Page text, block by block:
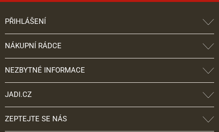
PŘIHLÁŠENÍ
NÁKUPNÍ RÁDCE
NEZBYTNÉ INFORMACE
JADI.CZ
ZEPTEJTE SE NÁS